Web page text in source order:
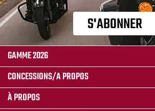
S'ABONNER
GAMME 2026
CONCESSIONS/A PROPOS
À PROPOS